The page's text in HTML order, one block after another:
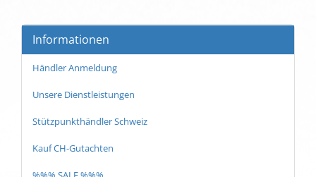
Informationen
Händler Anmeldung
Unsere Dienstleistungen
Stützpunkthändler Schweiz
Kauf CH-Gutachten